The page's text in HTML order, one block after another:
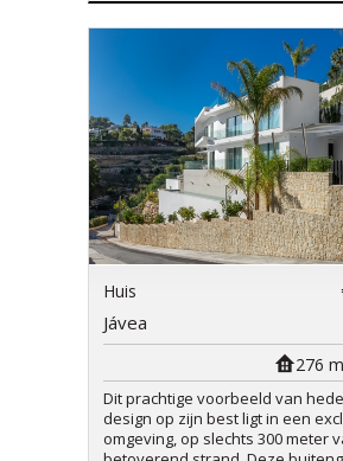
Huis
Jávea
276
Dit prachtige voorbeeld van
design op zijn best ligt in een
omgeving, op slechts 300 meter